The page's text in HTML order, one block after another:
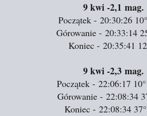
9 kwi-2,1 mag.
Początek - 20:30:26 10°
Górowanie - 20:33:14
Koniec - 20:35:41
9 kwi-2,3 mag.
Początek - 22:06:17 10°
Górowanie - 22:08:34
Koniec - 22:08:34 37°